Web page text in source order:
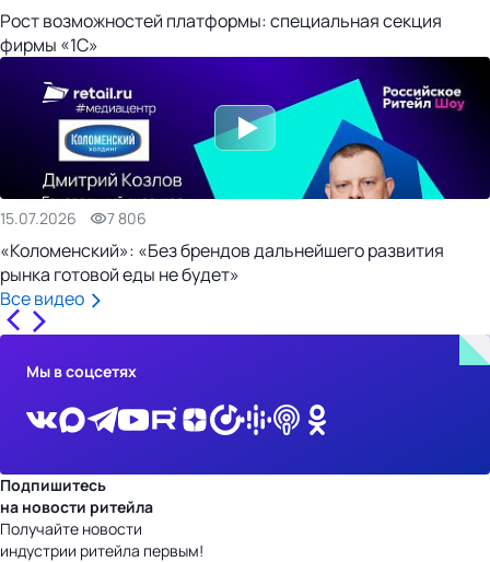
Рост возможностей платформы: специальная секция
фирмы «1С»
15.07.2026 7 806
«Коломенский»: «Без брендов дальнейшего развития
рынка готовой еды не будет»
Все видео
Мы в соцсетях
Подпишитесь
на новости ритейла
Получайте новости
индустрии ритейла первым!